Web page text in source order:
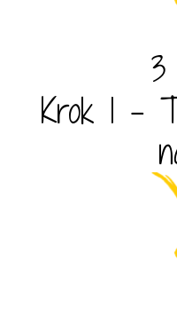
3
Krok 1 -